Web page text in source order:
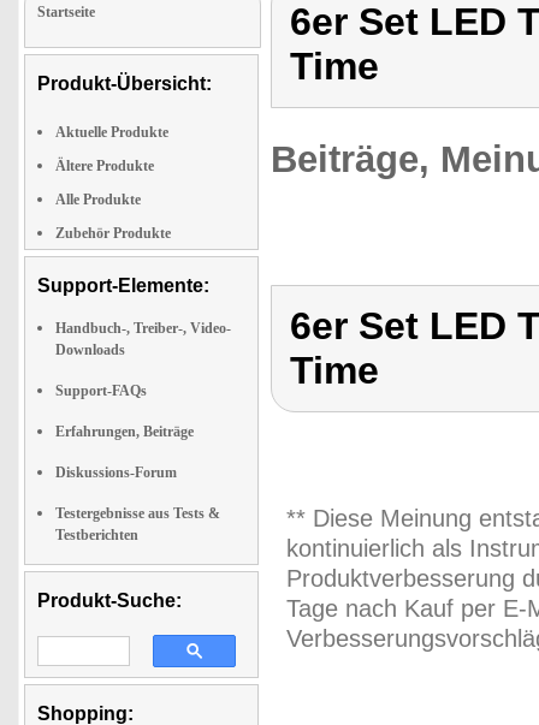
Startseite
Produkt-Übersicht:
Aktuelle Produkte
Ältere Produkte
Alle Produkte
Zubehör Produkte
Support-Elemente:
Handbuch-, Treiber-, Video-
Downloads
Support-FAQs
Erfahrungen, Beiträge
Diskussions-Forum
Testergebnisse aus Tests &
Testberichten
Produkt-Suche:
Shopping:
6er Set LED
Time
Beiträge,
6er Set LED
Time
** Diese Meinung
kontinuierlich als
Produktverbesserung
Tage nach Kauf per E-